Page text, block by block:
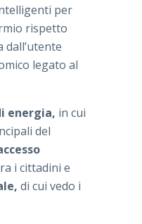
per
rispetto
dall’utente
legato al
energia, in cui
del
i cittadini e
di cui vedo i